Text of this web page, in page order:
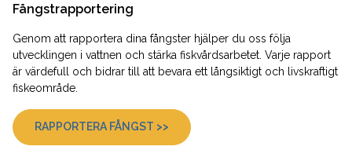
Fångstrapportering
Genom att rapportera dina fångster hjälper du oss följa
utvecklingen i vattnen och stärka fiskvårdsarbetet. Varje rapport
är värdefull och bidrar till att bevara ett långsiktigt och livskraftigt
fiskeområde.
RAPPORTERA FÅNGST >>